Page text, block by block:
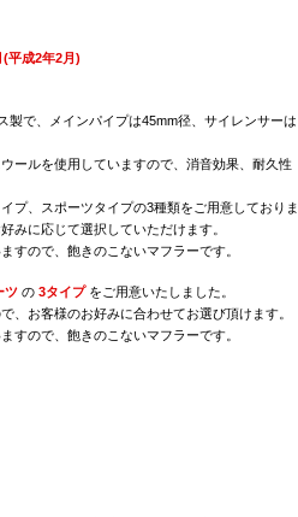
平成2年2月)
製で、メインパイプは45mm径、サイレンサーは
ールを使用していますので、消音効果、耐久性
プ、スポーツタイプの3種類をご用意しておりま
みに応じて選択していただけます。
すので、飽きのこないマフラーです。
ツ の 3タイプをご用意いたしました。
、お客様のお好みに合わせてお選び頂けます。
すので、飽きのこないマフラーです。